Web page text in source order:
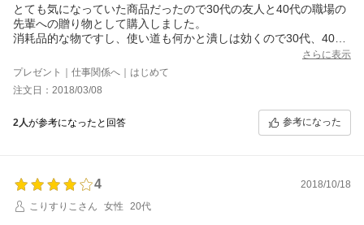
とても気になっていた商品だったので30代の友人と40代の職場の
先輩への贈り物として購入しました。
消耗品的な物ですし、使い道も何かと潰しは効くので30代、40代
の方が使える様な質感の物をと思い贈りましたが、案の定ドンピ
シャでした。特にアロマが好きな方には喜ばれます。
見た目もオシャレで価格帯も程よく、物もかさばらず軽いのでち
ょっとした贈り物に最適です。
さらに表示
プレゼント｜仕事関係へ｜はじめて
注文日：2018/03/08
2人が参考になったと回答 参考になった
4
2018/10/18
こりすりこさん
女性 20代